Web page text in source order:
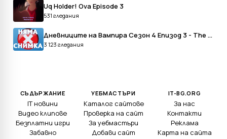
Uq Holder! Ova Episode 3
531 гледания
Дневниците на Вампира Сезон 4 Епизод 3 - The Vampire Diaries Season 4 Episode 3
3 123 гледания
СЪДЪРЖАНИЕ
IT новини
Видео клипове
Безплатни игри
Забавно
УЕБМАСТЪРИ
Каталог сайтове
Проверка на сайт
За уебмастъри
Добави сайт
IT-BG.ORG
За нас
Контакти
Реклама
Карта на сайта